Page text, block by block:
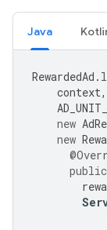
Java
RewardedAd .
context,
new
new
public